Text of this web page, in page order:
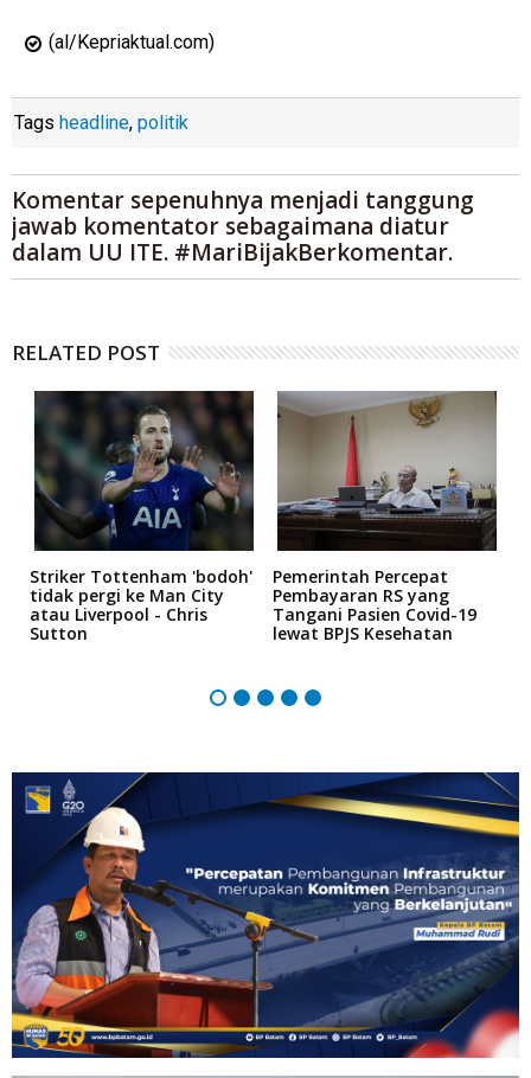
(al/Kepriaktual.com)
Tags headline, politik
Komentar sepenuhnya menjadi tanggung
jawab komentator sebagaimana diatur
dalam UU ITE. #MariBijakBerkomentar.
RELATED POST
Striker Tottenham 'bodoh'
tidak pergi ke Man City
atau Liverpool - Chris
Sutton
Pemerintah Percepat
Pembayaran RS yang
Tangani Pasien Covid-19
lewat BPJS Kesehatan